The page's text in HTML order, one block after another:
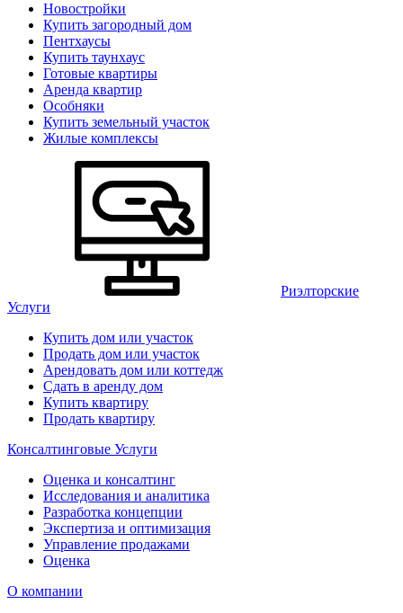
Новостройки
Купить загородный дом
Пентхаусы
Купить таунхаус
Готовые квартиры
Аренда квартир
Особняки
Купить земельный участок
Жилые комплексы
Риэлторские
Услуги
Купить дом или участок
Продать дом или участок
Арендовать дом или коттедж
Сдать в аренду дом
Купить квартиру
Продать квартиру
Консалтинговые Услуги
Оценка и консалтинг
Исследования и аналитика
Разработка концепции
Экспертиза и оптимизация
Управление продажами
Оценка
О компании